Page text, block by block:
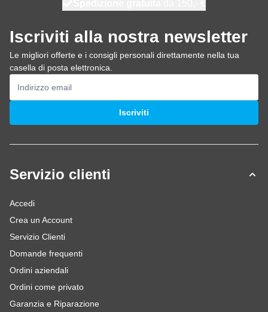
Iscriviti alla nostra newsletter
Le migliori offerte e i consigli personali direttamente nella tua
casella di posta elettronica.
Indirizzo email
Iscriviti
Servizio clienti
Accedi
Crea un Account
Servizio Clienti
Domande frequenti
Ordini aziendali
Ordini come privato
Garanzia e Riparazione